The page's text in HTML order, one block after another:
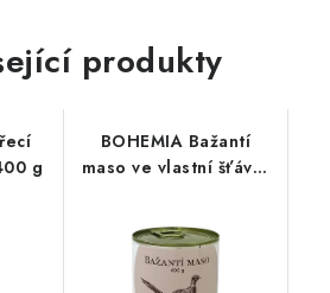
produkty
bez kosti; 400 g
BOHEMIA Bažantí
maso ve vlastní šťávě;